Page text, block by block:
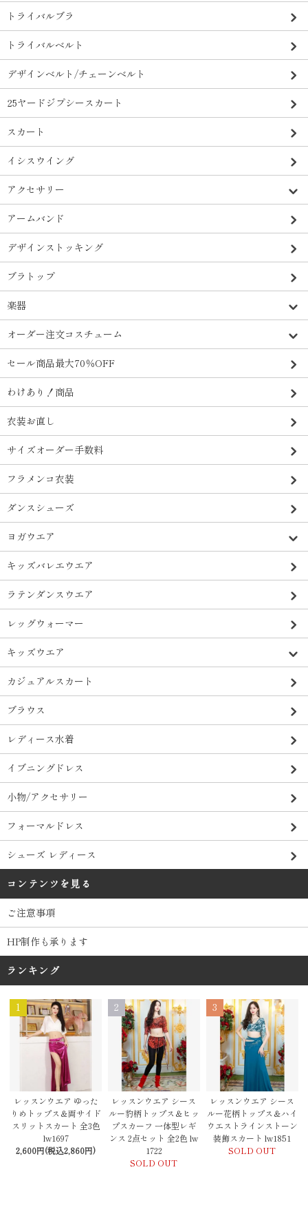
トライバルブラ
トライバルベルト
デザインベルト/チェーンベルト
25ヤードジプシースカート
スカート
イシスウイング
アクセサリー
アームバンド
デザインストッキング
ブラトップ
楽器
オーダー注文コスチューム
セール商品最大70％OFF
わけあり！商品
衣装お直し
サイズオーダー手数料
フラメンコ衣装
ダンスシューズ
ヨガウエア
キッズバレエウエア
ラテンダンスウエア
レッグウォーマー
キッズウエア
カジュアルスカート
ブラウス
レディース水着
イブニングドレス
小物/アクセサリー
フォーマルドレス
シューズ レディース
コンテンツを見る
ご注意事項
HP制作も承ります
ランキング
1
レッスンウエア ゆった
りめトップス＆両サイド
スリットスカート 全3色
lw1697
2,600円(税込2,860円)
2
レッスンウエア シース
ルー豹柄トップス＆ヒッ
プスカーフ 一体型レギ
ンス 2点セット 全2色 lw
1722
SOLD OUT
3
レッスンウエア シース
ルー花柄トップス＆ハイ
ウエストラインストーン
装飾スカート lw1851
SOLD OUT